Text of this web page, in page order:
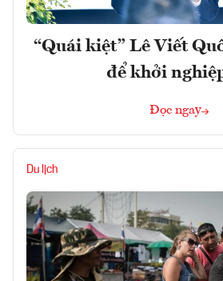
“Quái kiệt” Lê Viết
để khởi
Đọc ngay
Du lịch